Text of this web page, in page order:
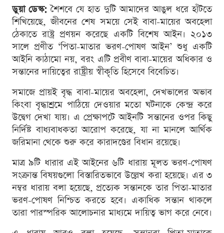
ডুয়া ডেস্ক: শৈশবে যে হাত দুটি আমাদের আঙুল ধরে হাঁটতে
শিখিয়েছে, জীবনের শেষ সময়ে সেই বাবা-মায়ের অবহেলা
ঠেকাতে রাষ্ট্র প্রণয়ন করেছে একটি বিশেষ আইন। ২০১৩
সালে প্রণীত ‘পিতা-মাতার ভরণ-পোষণ আইন’ শুধু একটি
আইনি কাঠামো নয়, বরং এটি প্রবীণ বাবা-মায়ের অধিকার ও
সন্তানের দায়িত্বের রাষ্ট্রীয় স্বীকৃতি হিসেবে বিবেচিত।
সমাজে প্রায়ই বৃদ্ধ বাবা-মায়ের অবহেলা, দেখভালের অভাব
কিংবা বৃদ্ধাশ্রমে পাঠিয়ে দেওয়ার মতো ঘটনাকে কেন্দ্র করে
উদ্বেগ দেখা যায়। এ প্রেক্ষাপটে আইনটি সন্তানের ওপর কিছু
নির্দিষ্ট বাধ্যবাধকতা আরোপ করেছে, যা না মানলে আর্থিক
জরিমানা থেকে শুরু করে কারাদণ্ডের বিধান রয়েছে।
মাত্র ৯টি ধারার এই আইনের ৬টি ধারায় মূলত ভরণ-পোষণ
সংক্রান্ত বিষয়গুলো বিস্তারিতভাবে উল্লেখ করা হয়েছে। এর ৩
নম্বর ধারায় বলা হয়েছে, প্রত্যেক সন্তানকে তার পিতা-মাতার
ভরণ-পোষণ নিশ্চিত করতে হবে। একাধিক সন্তান থাকলে
তারা পারস্পরিক আলোচনার মাধ্যমে দায়িত্ব ভাগ করে নেবে।